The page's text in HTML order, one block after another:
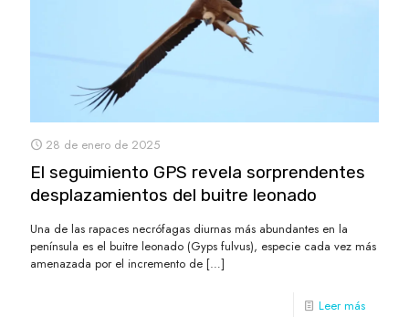
28 de enero de 2025
El seguimiento GPS revela sorprendentes
desplazamientos del buitre leonado
Una de las rapaces necrófagas diurnas más abundantes en la
península es el buitre leonado (Gyps fulvus), especie cada vez más
amenazada por el incremento de […]
Leer más